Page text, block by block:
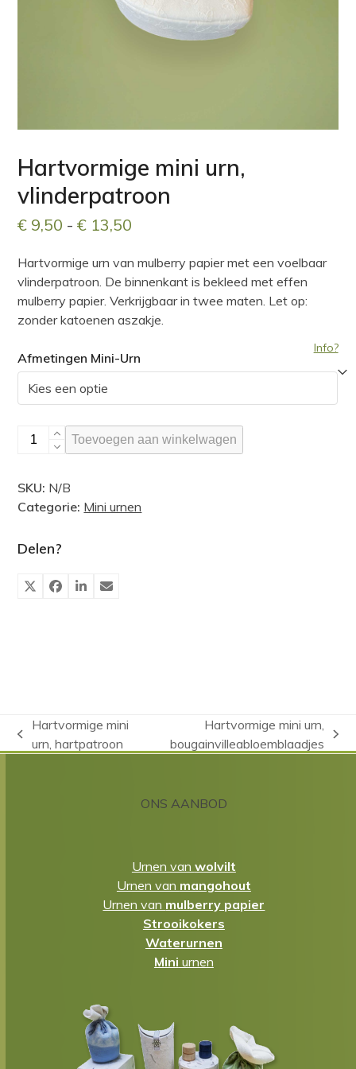
Hartvormige mini urn,
vlinderpatroon
€ 9,50 - € 13,50
tot
€ 13,50
Hartvormige urn van mulberry papier met een voelbaar
vlinderpatroon. De binnenkant is bekleed met effen
mulberry papier. Verkrijgbaar in twee maten. Let op:
zonder katoenen aszakje.
Info?
Afmetingen Mini-Urn
Hartvormige
vlinderpatroon
aantal
Toevoegen aan winkelwagen
SKU: N/B
Categorie: Mini urnen
Delen?
previous
Hartvormige mini
urn, hartpatroon
next
Hartvormige mini urn,
bougainvilleabloemblaadjes
ONS AANBOD
Urnen van wolvilt
Urnen van mangohout
Urnen van mulberry papier
Strooikokers
Waterurnen
Mini urnen